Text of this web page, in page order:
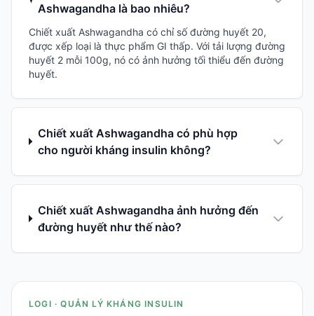
Ashwagandha là bao nhiêu?
Chiết xuất Ashwagandha có chỉ số đường huyết 20,
được xếp loại là thực phẩm GI thấp. Với tải lượng đường
huyết 2 mỗi 100g, nó có ảnh hưởng tối thiểu đến đường
huyết.
Chiết xuất Ashwagandha có phù hợp
cho người kháng insulin không?
Chiết xuất Ashwagandha ảnh hưởng đến
đường huyết như thế nào?
LOGI · QUẢN LÝ KHÁNG INSULIN